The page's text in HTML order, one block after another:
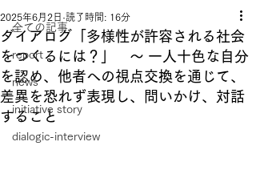
全ての記事
report
news
initiative story
dialogic-interview
ダイアログ「多様性が許容される社会
をつくるには？」 ～ 一人十色な自分
を認め、他者への視点交換を通じて、
差異を恐れず表現し、問いかけ、対話
すること
2025年6月2日 読了時間: 16分